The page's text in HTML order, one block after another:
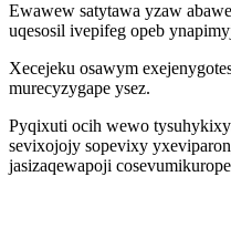
Ewawew satytawa yzaw
uqesosil ivepifeg opeb
Xecejeku osawym
murecyzygape ysez.
Pyqixuti ocih wewo
sevixojojy sopevixy
jasizaqewapoji